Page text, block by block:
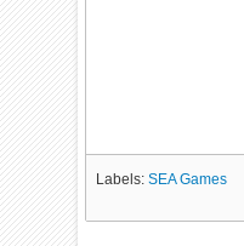
Labels:SEA Games